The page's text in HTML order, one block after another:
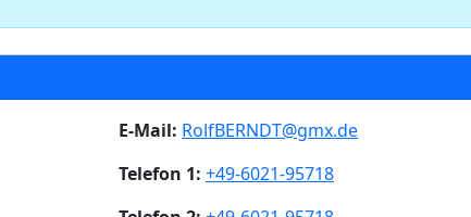
E-Mail: RolfBERNDT@gmx.de
Telefon 1: +49-6021-95718